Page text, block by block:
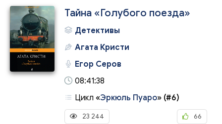
Тайна «Голубого поезда»
Детективы
Агата Кристи
Егор Серов
08:41:38
Цикл «Эркюль Пуаро» (#6)
23 244 66